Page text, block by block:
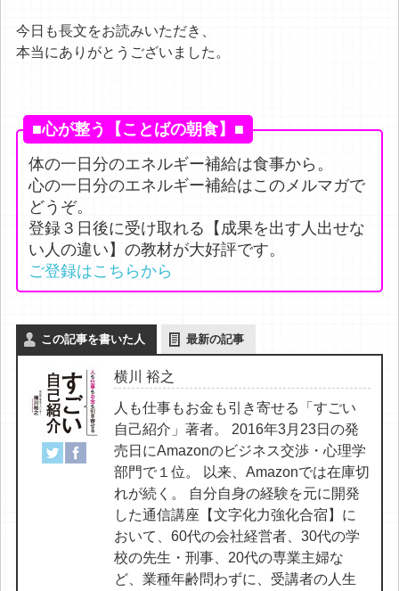
今日も長文をお読みいただき、
本当にありがとうございました。
■心が整う【ことばの朝食】■
体の一日分のエネルギー補給は食事から。
心の一日分のエネルギー補給はこのメルマガで
どうぞ。
登録３日後に受け取れる【成果を出す人出せな
い人の違い】の教材が大好評です。
ご登録はこちらから
この記事を書いた人 最新の記事
横川 裕之
人も仕事もお金も引き寄せる「すごい
自己紹介」著者。 2016年3月23日の発
売日にAmazonのビジネス交渉・心理学
部門で１位。 以来、Amazonでは在庫切
れが続く。 自分自身の経験を元に開発
した通信講座【文字化力強化合宿】に
おいて、60代の会社経営者、30代の学
校の先生・刑事、20代の専業主婦な
ど、業種年齢問わずに、受講者の人生